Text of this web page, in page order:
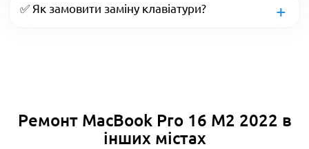
✅ Як замовити заміну клавіатури?
Ремонт MacBook Pro 16 M2 2022 в
інших містах